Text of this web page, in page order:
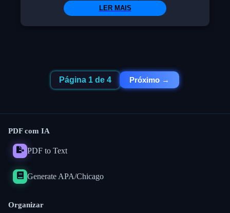
economizar energia e prolongar a vida útil do
consumo de energia e o conforto da sua casa.
LER MAIS
Página 1 de 4 Próximo →
PDF com IA
PDF to Text
Generate APA/Chicago
Organizar